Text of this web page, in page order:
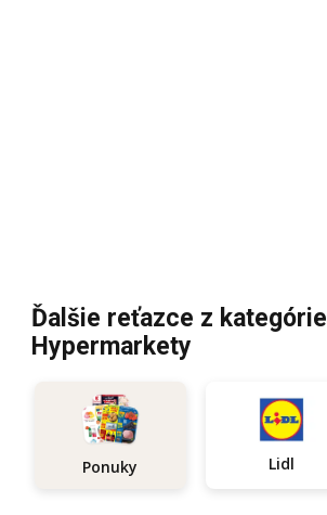
Ďalšie reťazce z kategórie
Hypermarkety
Ponuky Lidl